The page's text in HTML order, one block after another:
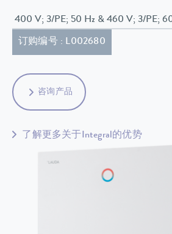
订购编号 : L002680
咨询产品
了解更多关于Integral的优势